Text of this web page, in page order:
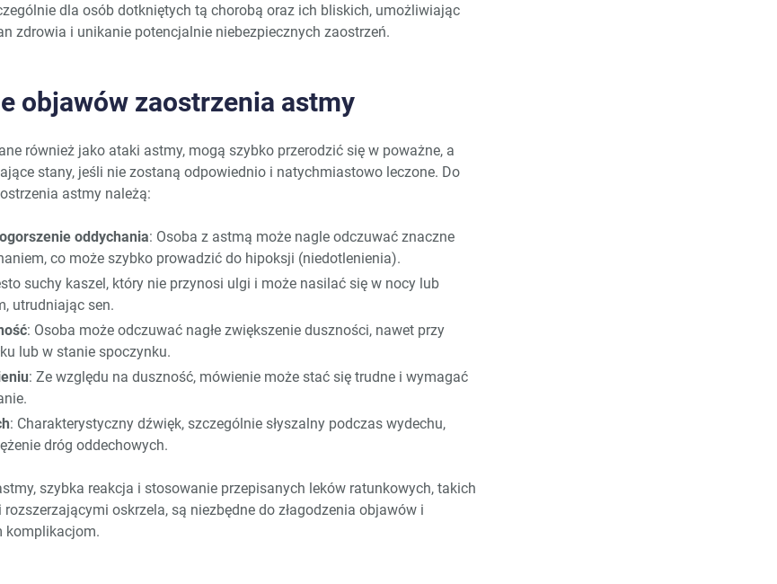
dla osób dotkniętych tą chorobą oraz ich bliskich, umożliwiając
zdrowia i unikanie potencjalnie niebezpiecznych zaostrzeń.
objawów zaostrzenia astmy
również jako ataki astmy, mogą szybko przerodzić się w poważne, a
stany, jeśli nie zostaną odpowiednio i natychmiastowo leczone. Do
astmy należą:
oddychania: Osoba z astmą może nagle odczuwać znaczne
co może szybko prowadzić do hipoksji (niedotlenienia).
suchy kaszel, który nie przynosi ulgi i może nasilać się w nocy lub
utrudniając sen.
: Osoba może odczuwać nagłe zwiększenie duszności, nawet przy
lub w stanie spoczynku.
: Ze względu na duszność, mówienie może stać się trudne i wymagać
: Charakterystyczny dźwięk, szczególnie słyszalny podczas wydechu,
dróg oddechowych.
szybka reakcja i stosowanie przepisanych leków ratunkowych, takich
oskrzela, są niezbędne do złagodzenia objawów i
komplikacjom.